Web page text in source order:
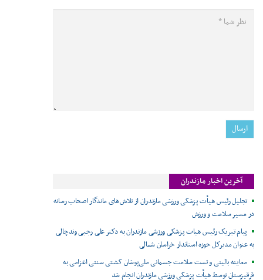
آخرین اخبار مازندران
تجلیل رئیس هیأت پزشکی ورزشی مازندران از تلاش‌های ماندگار اصحاب رسانه
در مسیر سلامت و ورزش
پیام تبریک رئیس هیات پزشکی ورزشی مازندران به دکتر علی رجبی وندچالی
به عنوان مدیرکل حوزه استاندار خراسان شمالی
معاینه بالینی و تست سلامت جسمانی ملی‌پوشان کشتی سنتی اعزامی به
قرقیزستان توسط هیأت پزشکی ورزشی مازندران انجام شد